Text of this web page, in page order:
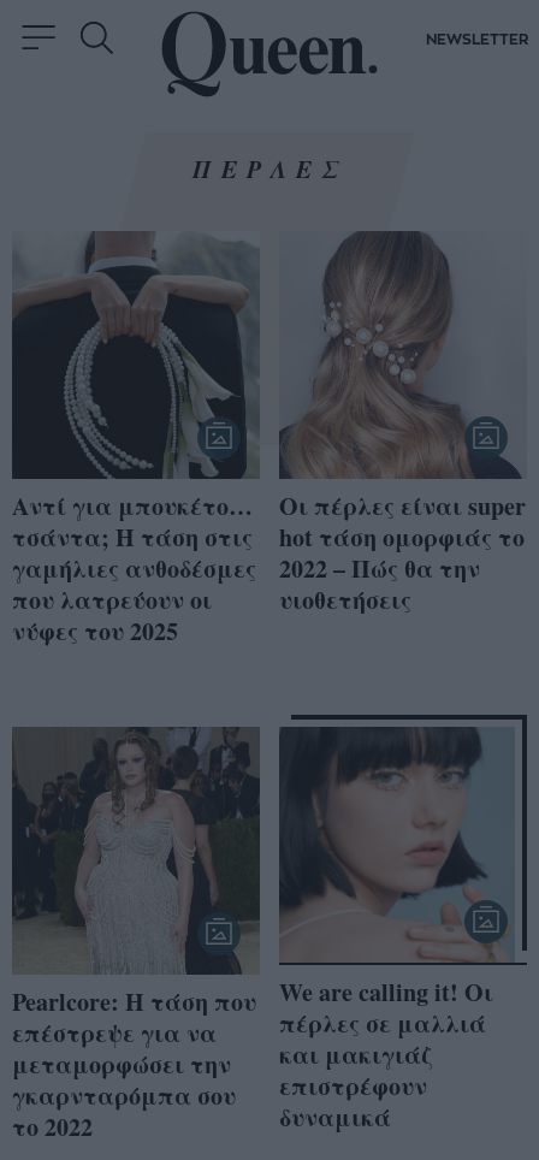
NEWSLETTER
ΠΕΡΛΕΣ
Αντί για μπουκέτο…
τσάντα; Η τάση στις
γαμήλιες ανθοδέσμες
που λατρεύουν οι
νύφες του 2025
Οι πέρλες είναι super
hot τάση ομορφιάς το
2022 – Πώς θα την
υιοθετήσεις
Pearlcore: Η τάση που
επέστρεψε για να
μεταμορφώσει την
γκαρνταρόμπα σου
το 2022
We are calling it! Οι
πέρλες σε μαλλιά
και μακιγιάζ
επιστρέφουν
δυναμικά